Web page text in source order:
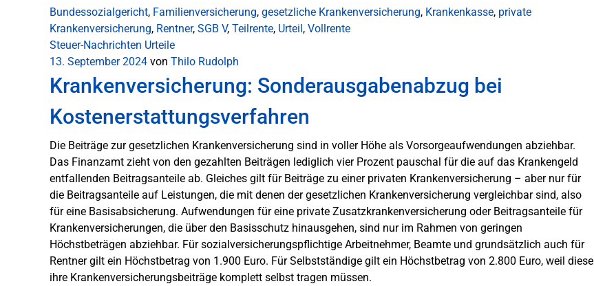
Bundessozialgericht, Familienversicherung, gesetzliche Krankenversicherung, Krankenkasse, private
Krankenversicherung, Rentner, SGB V, Teilrente, Urteil, Vollrente
Steuer-Nachrichten Urteile
13. September 2024 von Thilo Rudolph
Krankenversicherung: Sonderausgabenabzug bei
Kostenerstattungsverfahren
Die Beiträge zur gesetzlichen Krankenversicherung sind in voller Höhe als Vorsorgeaufwendungen abziehbar.
Das Finanzamt zieht von den gezahlten Beiträgen lediglich vier Prozent pauschal für die auf das Krankengeld
entfallenden Beitragsanteile ab. Gleiches gilt für Beiträge zu einer privaten Krankenversicherung – aber nur für
die Beitragsanteile auf Leistungen, die mit denen der gesetzlichen Krankenversicherung vergleichbar sind, also
für eine Basisabsicherung. Aufwendungen für eine private Zusatzkrankenversicherung oder Beitragsanteile für
Krankenversicherungen, die über den Basisschutz hinausgehen, sind nur im Rahmen von geringen
Höchstbeträgen abziehbar. Für sozialversicherungspflichtige Arbeitnehmer, Beamte und grundsätzlich auch für
Rentner gilt ein Höchstbetrag von 1.900 Euro. Für Selbstständige gilt ein Höchstbetrag von 2.800 Euro, weil diese
ihre Krankenversicherungsbeiträge komplett selbst tragen müssen.